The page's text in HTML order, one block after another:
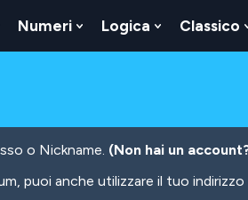
Show
Numeri
Show
Submenu
Logica
Show
Submenu
Classico
o Nickname. (Non hai un
puoi anche utilizzare il tuo indirizzo